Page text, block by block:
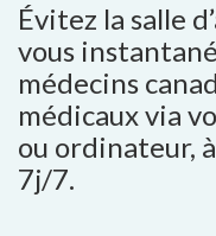
Évitez la salle
vous
médecins
médicaux via
ou ordinateur,
7j/7.